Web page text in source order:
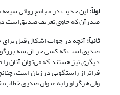
اولاً:این حدیث در مجامع روائی شیعه
صدرآن که حاوی تعریف صدیق است
ثانیاً:آنچه در جواب اشکال قبل برای
صدیق است که کسی جز آن سه بزرگوار
دیگری نیز هستند که می‌توان آنان
فراتر از راستگویی در زبان است، چنانچه پیامبر6در حق ابوذر2فرمود: راستگوتر از ابوذر را نه زمین حمل کرده و نه درختی بر آن سایه
ولی هرگز او را به عنوان صدیق